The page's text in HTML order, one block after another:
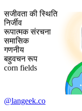
सजीवता की स्थिति
निर्जीव
रूपात्मक संरचना
समासिक
गणनीय
बहुवचन रूप
corn fields
@langeek.co